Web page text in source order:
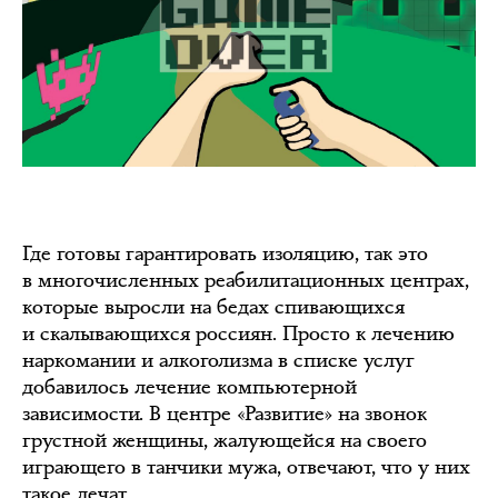
Где готовы гарантировать изоляцию, так это
в многочисленных реабилитационных центрах,
которые выросли на бедах спивающихся
и скалывающихся россиян. Просто к лечению
наркомании и алкоголизма в списке услуг
добавилось лечение компьютерной
зависимости. В центре «Развитие» на звонок
грустной женщины, жалующейся на своего
играющего в танчики мужа, отвечают, что у них